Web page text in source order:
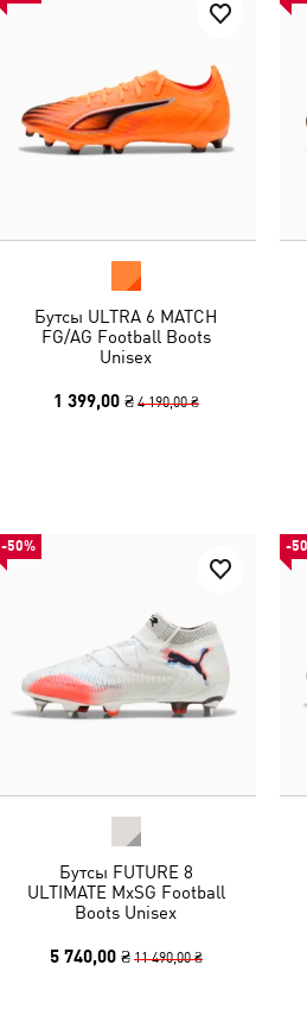
Бутсы ULTRA 6 MATCH
FG/AG Football Boots
Unisex
1 399,00 ₴ 4 190,00 ₴
-50%
Бутсы FUTURE 8
ULTIMATE MxSG Football
Boots Unisex
5 740,00 ₴ 11 490,00 ₴
-